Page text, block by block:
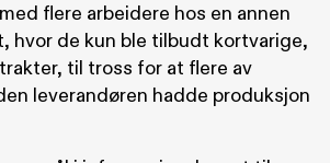
flere arbeidere hos en annen
hvor de kun ble tilbudt kortvarige,
til tross for at flere av
leverandøren hadde produksjon